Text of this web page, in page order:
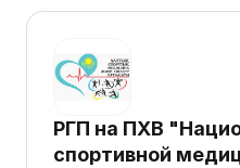
РГП на ПХВ
спортивной